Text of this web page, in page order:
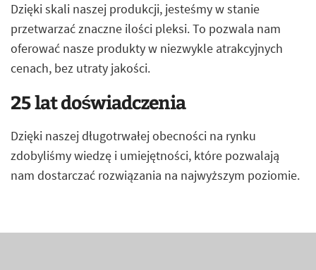
Dzięki skali naszej produkcji, jesteśmy w stanie
przetwarzać znaczne ilości pleksi. To pozwala nam
oferować nasze produkty w niezwykle atrakcyjnych
cenach, bez utraty jakości.
25 lat doświadczenia
Dzięki naszej długotrwałej obecności na rynku
zdobyliśmy wiedzę i umiejętności, które pozwalają
nam dostarczać rozwiązania na najwyższym poziomie.